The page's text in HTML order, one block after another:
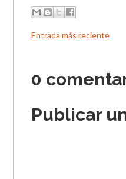
Entrada más reciente
0
Publicar